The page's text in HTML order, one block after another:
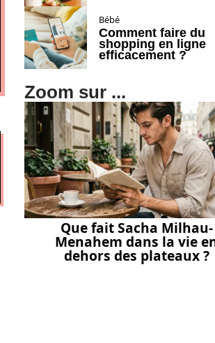
Bébé
Comment faire du
shopping en ligne
efficacement ?
Zoom sur ...
Que fait Sacha Milhau-
Menahem dans la vie
dehors des plateaux ?